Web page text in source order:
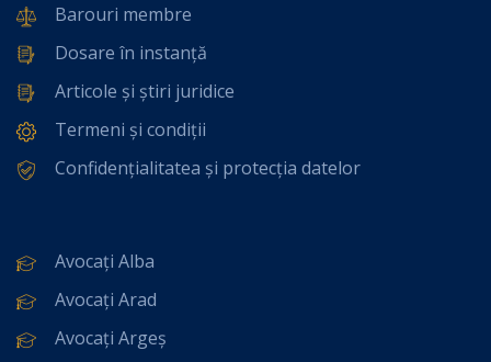
Barouri membre
Dosare în instanță
Articole și știri juridice
Termeni și condiții
Confidențialitatea și protecția datelor
Avocați Alba
Avocați Arad
Avocați Argeș